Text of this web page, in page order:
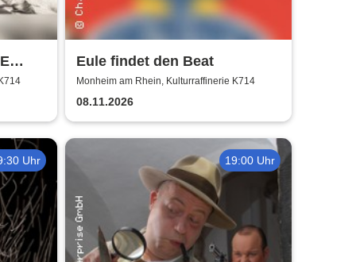
Eule findet den Beat
Monheim am Rhein, Kulturraffinerie K714
08.11.2026
Uhr 19:00 Uhr